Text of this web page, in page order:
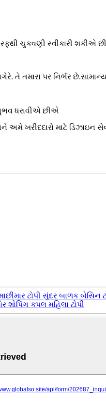
ચુકવણી સ્વીકારી શકીએ
વગેરે. તે તમારા પર નિર્ભર
ધરાવીએ છીએ
ખરીદદારો માટે ડિઝાઇન
ટોપી સુંદર બાળક બેસિન
કપલ મહિલા ટોપી